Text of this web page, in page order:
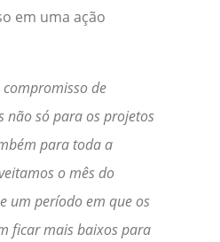
em uma ação
compromisso de
não só para os projetos
para toda a
o mês do
um período em que os
ficar mais baixos para